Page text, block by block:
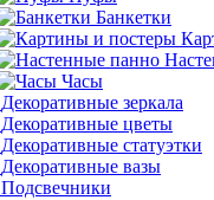
Банкетки
Часы
зеркала
статуэтки